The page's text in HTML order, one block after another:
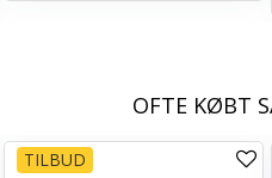
OFTE KØBT
TILBUD